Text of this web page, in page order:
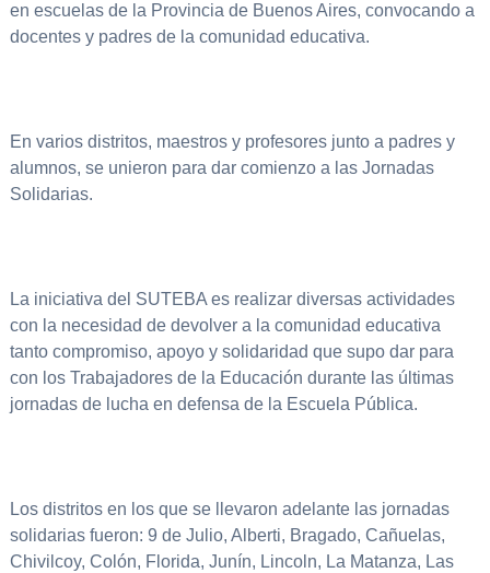
en escuelas de la Provincia de Buenos Aires, convocando a
docentes y padres de la comunidad educativa.
En varios distritos, maestros y profesores junto a padres y
alumnos, se unieron para dar comienzo a las Jornadas
Solidarias.
La iniciativa del SUTEBA es realizar diversas actividades
con la necesidad de devolver a la comunidad educativa
tanto compromiso, apoyo y solidaridad que supo dar para
con los Trabajadores de la Educación durante las últimas
jornadas de lucha en defensa de la Escuela Pública.
Los distritos en los que se llevaron adelante las jornadas
solidarias fueron: 9 de Julio, Alberti, Bragado, Cañuelas,
Chivilcoy, Colón, Florida, Junín, Lincoln, La Matanza, Las